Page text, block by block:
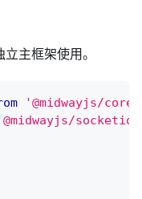
主框架使用。
'@midwayjs/core'
socketio'